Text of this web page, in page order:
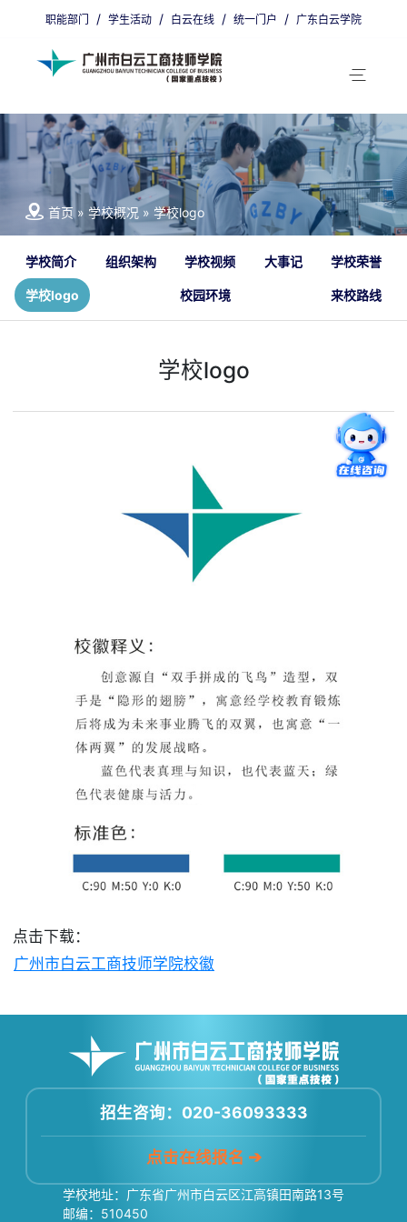
职能部门 / 学生活动 / 白云在线 / 统一门户 / 广东白云学院
首页 » 学校概况 » 学校logo
学校简介 组织架构 学校视频 大事记 学校荣誉
学校logo 校园环境 来校路线
学校logo
点击下载：
广州市白云工商技师学院校徽
招生咨询：020-36093333
点击在线报名 ➔
学校地址：广东省广州市白云区江高镇田南路13号
邮编：510450